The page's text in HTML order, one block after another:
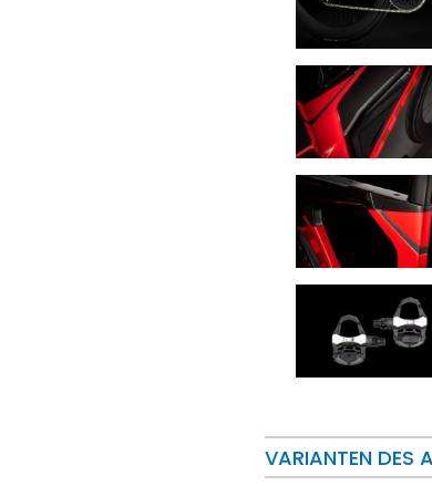
VARIANTEN DES